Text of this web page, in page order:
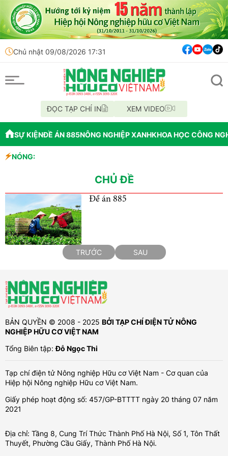
Chủ nhật 09/08/2026 17:31
ĐỌC TẠP CHÍ IN XEM VIDEO
SỰ KIỆNĐỀ ÁN 885NÔNG NGHIỆP XANHKHOA HỌC CÔNG
NÓNG:
CHỦ ĐỀ
Đề án 885
TRƯỚC SAU
BẢN QUYỀN © 2008 - 2025 BỞI TẠP CHÍ ĐIỆN TỬ NÔNG
NGHIỆP HỮU CƠ VIỆT NAM
Tổng Biên tập:Đỗ Ngọc Thi
Tạp chí điện tử Nông nghiệp Hữu cơ Việt Nam - Cơ quan của
Hiệp hội Nông nghiệp Hữu cơ Việt Nam.
Giấy phép hoạt động số: 457/GP-BTTTT ngày 20 tháng 07 năm
2021
Địa chỉ: Tầng 8, Cung Trí Thức Thành Phố Hà Nội, Số 1, Tôn Thất
Thuyết, Phường Cầu Giấy, Thành Phố Hà Nội.